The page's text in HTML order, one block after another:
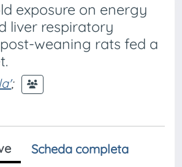
exposure on energy
liver respiratory
weaning rats fed a
;
Scheda completa